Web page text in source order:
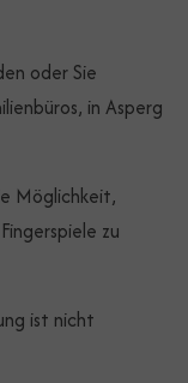
oder Sie
in Asperg
Möglichkeit,
zu
ist nicht